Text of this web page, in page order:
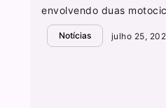
envolvendo duas
Notícias julho 25,